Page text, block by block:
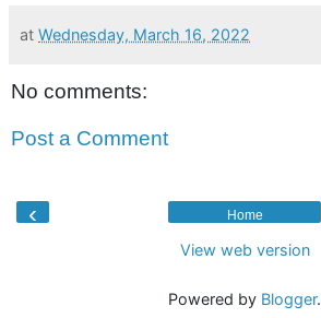
at Wednesday, March 16, 2022
No comments:
Post a Comment
‹ Home
View web version
Powered by Blogger.